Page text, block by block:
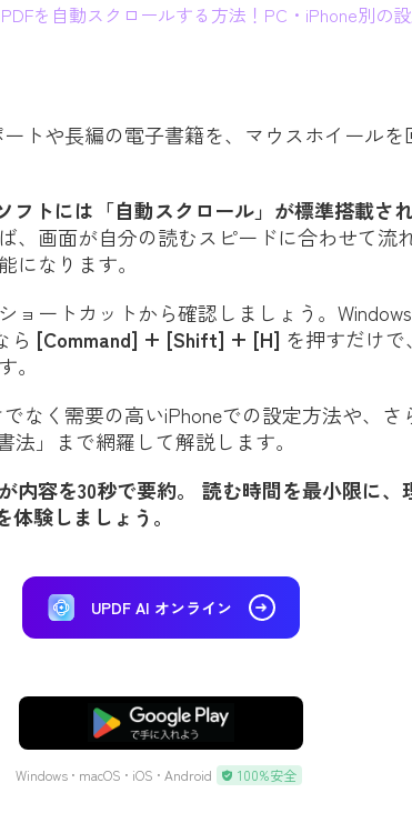
を自動スクロールする方法！PC・iPhone別の
トや長編の電子書籍を、マウスホイール
フトには「自動スクロール」が標準搭載さ
、画面が自分の読むスピードに合わせて流
になります。
ョートカットから確認しましょう。
ら [Command] + [Shift] + [H] を押すだけ
。
なく需要の高いiPhoneでの設定方法や、さ
法」まで網羅して解説します。
内容を30秒で要約。 読む時間を最小限に、
体験しましょう。
UPDF AI オンライン
無料ダウンロード
Windows • macOS • iOS • Android 100%安全